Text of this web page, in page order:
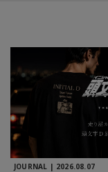
JOURNAL | 2026.08.07